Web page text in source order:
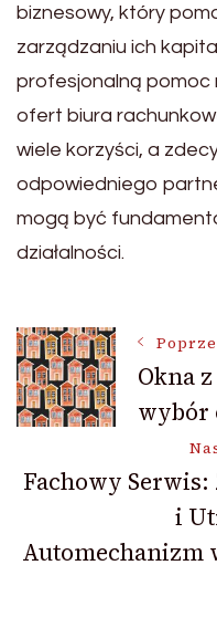
biznesowy, który
zarządzaniu ich
profesjonalną pomoc
ofert biura
wiele korzyści, a
odpowiedniego
mogą być
działalności.
wpisu
Okna
wybór
Fachowy Serwis:
i
Automechanizm